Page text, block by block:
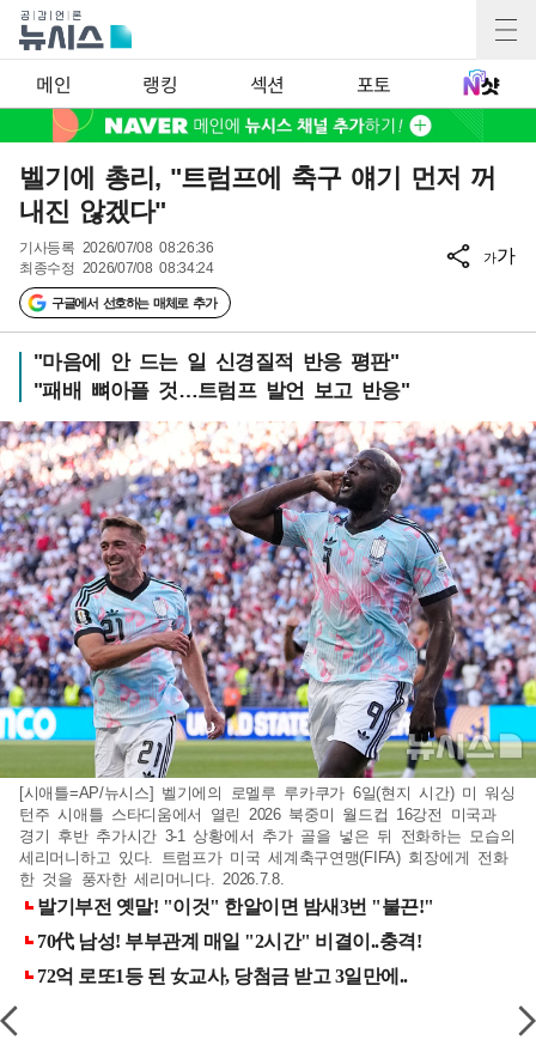
메인 랭킹 섹션 포토
벨기에 총리, "트럼프에 축구 얘기 먼저 꺼
내진 않겠다"
기사등록 2026/07/08 08:26:36
최종수정 2026/07/08 08:34:24
구글에서 선호하는 매체로 추가
가가
"마음에 안 드는 일 신경질적 반응 평판"
"패배 뼈아플 것…트럼프 발언 보고 반응"
[시애틀=AP/뉴시스] 벨기에의 로멜루 루카쿠가 6일(현지 시간) 미 워싱
턴주 시애틀 스타디움에서 열린 2026 북중미 월드컵 16강전 미국과
경기 후반 추가시간 3-1 상황에서 추가 골을 넣은 뒤 전화하는 모습의
세리머니하고 있다. 트럼프가 미국 세계축구연맹(FIFA) 회장에게 전화
한 것을 풍자한 세리머니다. 2026.7.8.